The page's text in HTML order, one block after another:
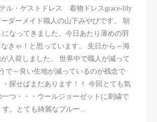
ル・ゲストドレス 着物ドレスgrace-lily
ーダーメイド職人の山下みやびです。 朝
なってきました。今日あたり薄めの羽
きゃ！と思っています。 先日から～海
入荷しました。 世界中で職人が減って
で～良い生地が減っているのが残念で
探せばまだあります！！ 今回とても気
一つ・・・ウールジョーゼットに刺繍で
す。とても綺麗なブルー...